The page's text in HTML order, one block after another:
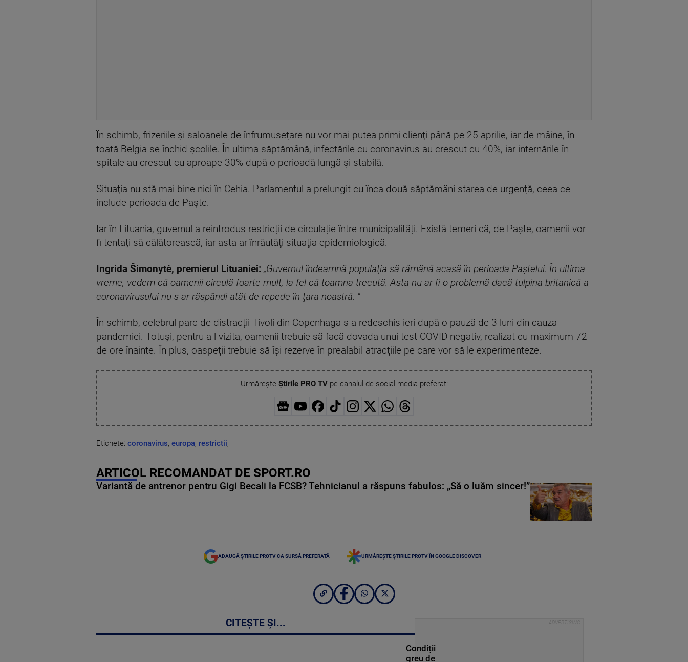
În schimb, frizeriile şi saloanele de înfrumusețare nu vor mai putea primi clienţi până pe 25 aprilie, iar de mâine, în
toată Belgia se închid şcolile. În ultima săptămână, infectările cu coronavirus au crescut cu 40%, iar internările în
spitale au crescut cu aproape 30% după o perioadă lungă și stabilă.
Situaţia nu stă mai bine nici în Cehia. Parlamentul a prelungit cu înca două săptămâni starea de urgență, ceea ce
include perioada de Paște.
Iar în Lituania, guvernul a reintrodus restricții de circulație între municipalități. Există temeri că, de Paște, oamenii vor
fi tentați să călătorească, iar asta ar înrăutăţi situaţia epidemiologică.
Ingrida Šimonytė, premierul Lituaniei: „Guvernul îndeamnă populaţia să rămână acasă în perioada Paștelui. În ultima
vreme, vedem că oamenii circulă foarte mult, la fel că toamna trecută. Asta nu ar fi o problemă dacă tulpina britanică a
coronavirusului nu s-ar răspândi atât de repede în ţara noastră. "
În schimb, celebrul parc de distracții Tivoli din Copenhaga s-a redeschis ieri după o pauză de 3 luni din cauza
pandemiei. Totuşi, pentru a-l vizita, oamenii trebuie să facă dovada unui test COVID negativ, realizat cu maximum 72
de ore înainte. În plus, oaspeţii trebuie să îşi rezerve în prealabil atracţiile pe care vor să le experimenteze.
Urmărește Știrile PRO TVpe canalul de social media preferat:
Etichete: coronavirus, europa, restrictii,
ARTICOL RECOMANDAT DE SPORT.RO
Variantă de antrenor pentru Gigi Becali la FCSB? Tehnicianul a răspuns fabulos: „Să o luăm sincer!”
ADAUGĂ ȘTIRILE PROTV CA SURSĂ PREFERATĂ URMĂREȘTE ȘTIRILE PROTV ÎN GOOGLE DISCOVER
CITEȘTE ȘI...
Condiții
greu de